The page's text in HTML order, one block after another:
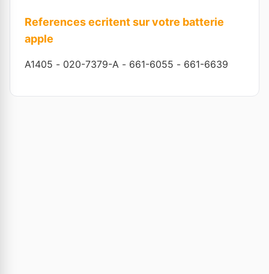
References ecritent sur votre batterie
apple
A1405 - 020-7379-A - 661-6055 - 661-6639